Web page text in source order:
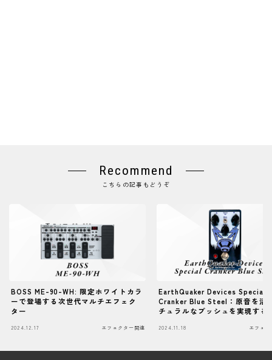
Recommend
こちらの記事もどうぞ
BOSS ME-90-WH: 限定ホワイトカラ
ーで登場する次世代マルチエフェク
ター
2024.12.17 エフェクター関連
EarthQuaker Devices Special
Cranker Blue Steel：原音を活
チュラルなプッシュを実現する
2024.11.18 エフェ